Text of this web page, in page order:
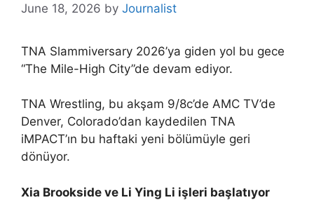
June 18, 2026 by Journalist
TNA Slammiversary 2026’ya giden yol bu gece
“The Mile-High City”de devam ediyor.
TNA Wrestling, bu akşam 9/8c’de AMC TV’de
Denver, Colorado’dan kaydedilen TNA
iMPACT’ın bu haftaki yeni bölümüyle geri
dönüyor.
Xia Brookside ve Li Ying Li işleri başlatıyor